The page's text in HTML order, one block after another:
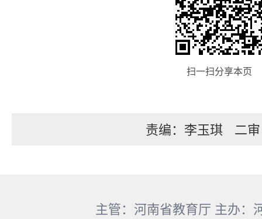
扫一扫分享本页
责编：李玉琪 二
主管：河南省教育厅 主办：